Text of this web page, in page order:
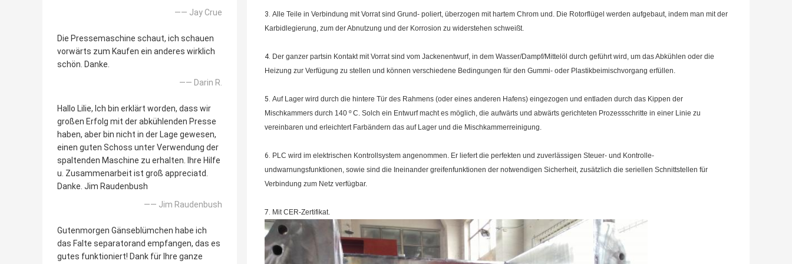
—— Jay Crue
Die Pressemaschine schaut, ich schauen
vorwärts zum Kaufen ein anderes wirklich
schön. Danke.
—— Darin R.
Hallo Lilie, Ich bin erklärt worden, dass wir
großen Erfolg mit der abkühlenden Presse
haben, aber bin nicht in der Lage gewesen,
einen guten Schoss unter Verwendung der
spaltenden Maschine zu erhalten. Ihre Hilfe
u. Zusammenarbeit ist groß appreciatd.
Danke. Jim Raudenbush
—— Jim Raudenbush
Gutenmorgen Gänseblümchen habe ich
das Falte separatorand empfangen, das es
gutes funktioniert! Dank für Ihre ganze
3. Alle Teile in Verbindung mit Vorrat sind Grund- poliert, überzogen mit hartem Chrom und. Die Rotorflügel werden aufgebaut, indem man mit der
Karbidlegierung, zum der Abnutzung und der Korrosion zu widerstehen schweißt.
4. Der ganzer partsin Kontakt mit Vorrat sind vom Jackenentwurf, in dem Wasser/Dampf/Mittelöl durch geführt wird, um das Abkühlen oder die
Heizung zur Verfügung zu stellen und können verschiedene Bedingungen für den Gummi- oder Plastikbeimischvorgang erfüllen.
5. Auf Lager wird durch die hintere Tür des Rahmens (oder eines anderen Hafens) eingezogen und entladen durch das Kippen der
Mischkammers durch 140 º C. Solch ein Entwurf macht es möglich, die aufwärts und abwärts gerichteten Prozessschritte in einer Linie zu
vereinbaren und erleichtert Farbändern das auf Lager und die Mischkammerreinigung.
6. PLC wird im elektrischen Kontrollsystem angenommen. Er liefert die perfekten und zuverlässigen Steuer- und Kontrolle-
undwarnungsfunktionen, sowie sind die Ineinander greifenfunktionen der notwendigen Sicherheit, zusätzlich die seriellen Schnittstellen für
Verbindung zum Netz verfügbar.
7. Mit CER-Zertifikat.